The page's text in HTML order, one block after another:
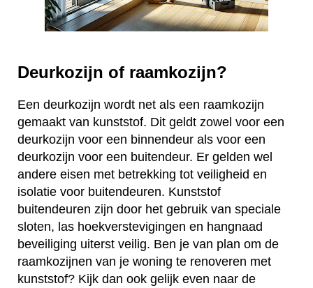
Deurkozijn of raamkozijn?
Een deurkozijn wordt net als een raamkozijn
gemaakt van kunststof. Dit geldt zowel voor een
deurkozijn voor een binnendeur als voor een
deurkozijn voor een buitendeur. Er gelden wel
andere eisen met betrekking tot veiligheid en
isolatie voor buitendeuren. Kunststof
buitendeuren zijn door het gebruik van speciale
sloten, las hoekverstevigingen en hangnaad
beveiliging uiterst veilig. Ben je van plan om de
raamkozijnen van je woning te renoveren met
kunststof? Kijk dan ook gelijk even naar de